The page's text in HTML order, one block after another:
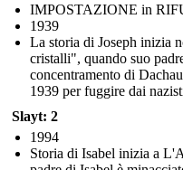
IMPOSTAZIONE in
1939
La storia di Joseph inizia
cristalli", quando suo
concentramento di
1939 per fuggire dai
Slayt: 2
1994
Storia di Isabel inizia a